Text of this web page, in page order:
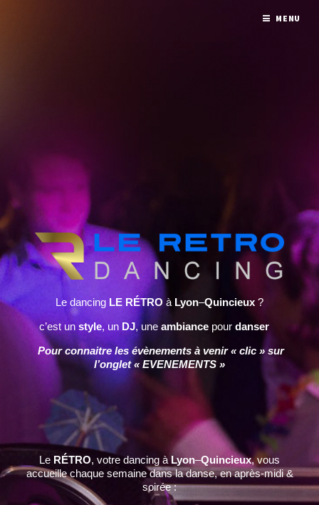
Le dancing LE RÉTRO à Lyon–Quincieux ?
c’est unstyle, un DJ, une ambiancepour danser
Pour connaitre les évènements à venir « clic » sur
l’onglet « EVENEMENTS »
Le RÉTRO, votre dancing àLyon–Quincieux, vous
accueille chaque semaine dans la danse, en après-midi &
soirée :
MENU